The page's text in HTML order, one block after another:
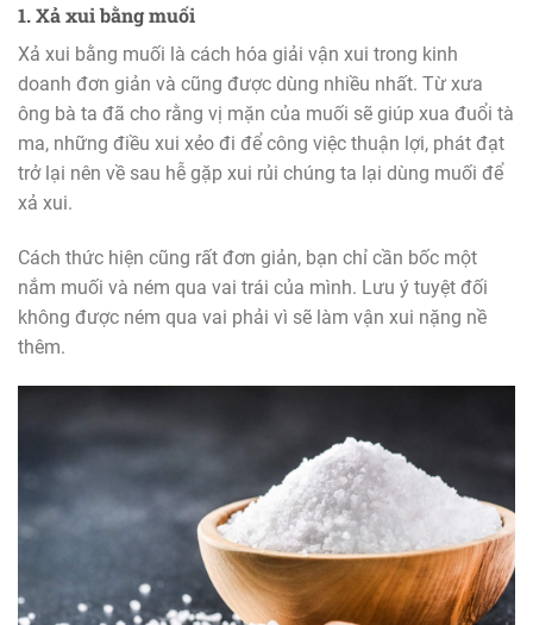
1. Xả xui bằng muối
Xả xui bằng muối là cách hóa giải vận xui trong kinh
doanh đơn giản và cũng được dùng nhiều nhất. Từ xưa
ông bà ta đã cho rằng vị mặn của muối sẽ giúp xua đuổi tà
ma, những điều xui xẻo đi để công việc thuận lợi, phát đạt
trở lại nên về sau hễ gặp xui rủi chúng ta lại dùng muối để
xả xui.
Cách thức hiện cũng rất đơn giản, bạn chỉ cần bốc một
nắm muối và ném qua vai trái của mình. Lưu ý tuyệt đối
không được ném qua vai phải vì sẽ làm vận xui nặng nề
thêm.